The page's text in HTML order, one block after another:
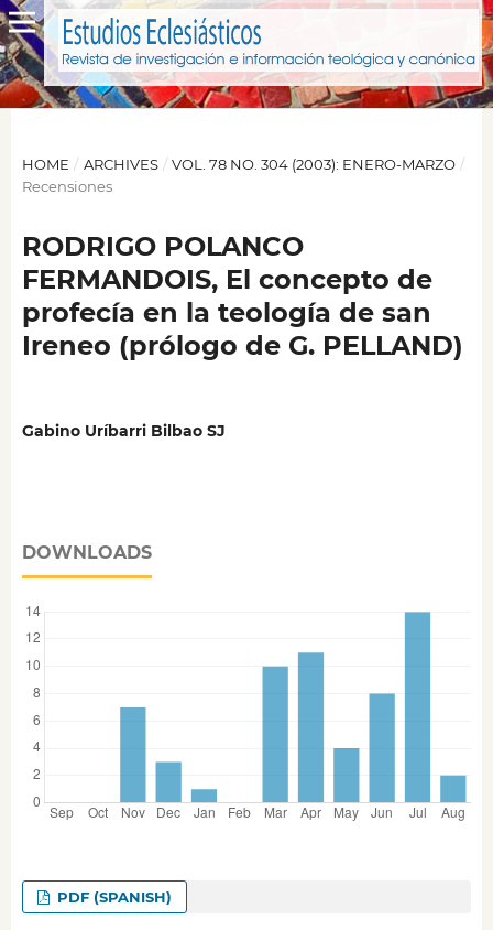
HOME / ARCHIVES / VOL. 78 NO. 304 (2003): ENERO-MARZO /
Recensiones
RODRIGO POLANCO
FERMANDOIS, El concepto de
profecía en la teología de san
Ireneo (prólogo de G. PELLAND)
Gabino Uríbarri Bilbao SJ
DOWNLOADS
PDF (SPANISH)